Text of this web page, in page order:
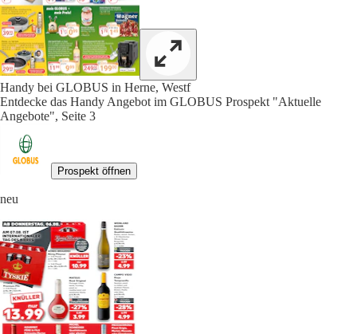
Handy bei GLOBUS in Herne, Westf
Entdecke das Handy Angebot im GLOBUS Prospekt "Aktuelle
Angebote", Seite 3
Prospekt öffnen
neu